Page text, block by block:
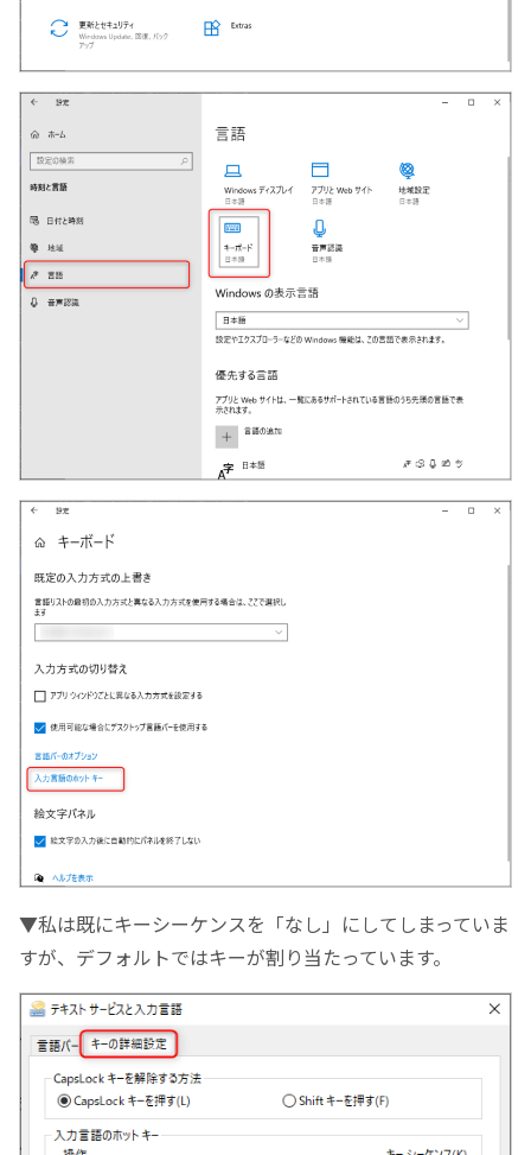
▼私は既にキーシーケンスを「なし」にしてしまっていま
すが、デフォルトではキーが割り当たっています。